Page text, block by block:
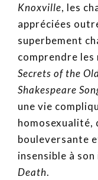
Knoxville, les
appréciées
superbement
comprendre
Secrets of the
Shakespeare
une vie
homosexualité,
bouleversante
insensible à
Death.